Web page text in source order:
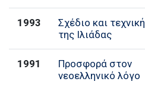
1993
Σχέδιο και τεχνική
της Ιλιάδας
1991
Προσφορά στον
νεοελληνικό λόγο